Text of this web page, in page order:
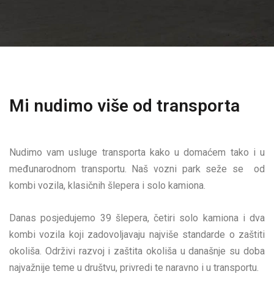
Mi nudimo više od transporta
Nudimo vam usluge transporta kako u domaćem tako i u
međunarodnom transportu. Naš vozni park seže se od
kombi vozila, klasičnih šlepera i solo kamiona.
Danas posjedujemo 39 šlepera, četiri solo kamiona i dva
kombi vozila koji zadovoljavaju najviše standarde o zaštiti
okoliša. Održivi razvoj i zaštita okoliša u današnje su doba
najvažnije teme u društvu, privredi te naravno i u transportu.